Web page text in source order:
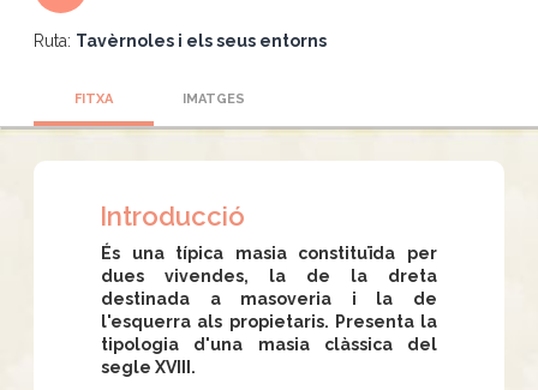
Ruta: Tavèrnoles i els seus entorns
FITXA IMATGES
Introducció
És una típica masia constituïda per
dues vivendes, la de la dreta
destinada a masoveria i la de
l'esquerra als propietaris. Presenta la
tipologia d'una masia clàssica del
segle XVIII.